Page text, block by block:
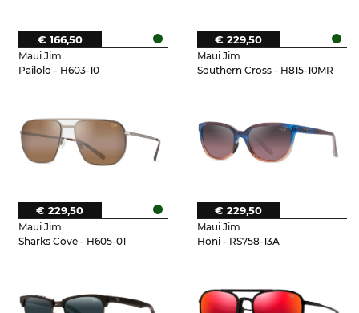
Maui Jim
Pailolo - H603-10
€ 166,50
Maui Jim
Southern Cross - H815-10MR
€ 229,50
Maui Jim
Sharks Cove - H605-01
€ 229,50
Maui Jim
Honi - RS758-13A
€ 229,50